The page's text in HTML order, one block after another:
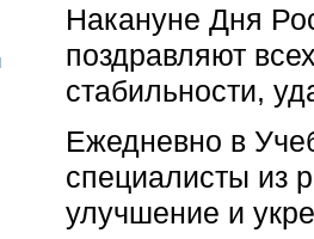
Накануне Дня
поздравляют
стабильности,
Ежедневно в
специалисты из
улучшение и